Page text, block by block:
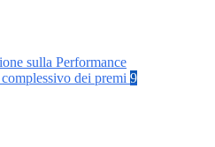
sulla Performance
dei premi 9